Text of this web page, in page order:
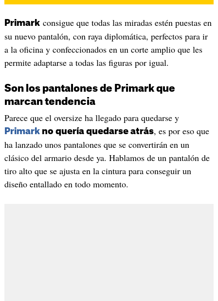
Primarkconsigue que todas las miradas estén puestas en
su nuevo pantalón, con raya diplomática, perfectos para ir
a la oficina y confeccionados en un corte amplio que les
permite adaptarse a todas las figuras por igual.
Son los pantalones de Primark que
marcan tendencia
Parece que el oversize ha llegado para quedarse y
Primarkno quería quedarse atrás, es por eso que
ha lanzado unos pantalones que se convertirán en un
clásico del armario desde ya. Hablamos de un pantalón de
tiro alto que se ajusta en la cintura para conseguir un
diseño entallado en todo momento.